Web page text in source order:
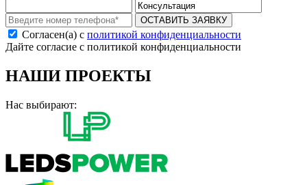
ОСТАВИТЬ ЗАЯВКУ
Согласен(а) с политикой конфиденциальности
Дайте согласие с политикой конфиденциальности
НАШИ ПРОЕКТЫ
Нас выбирают: